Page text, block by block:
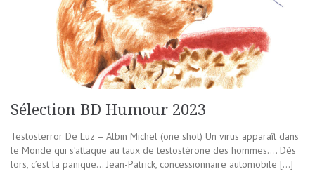
Sélection BD Humour 2023
Testosterror De Luz – Albin Michel (one shot) Un virus apparaît dans
le Monde qui s’attaque au taux de testostérone des hommes…. Dès
lors, c’est la panique… Jean-Patrick, concessionnaire automobile […]